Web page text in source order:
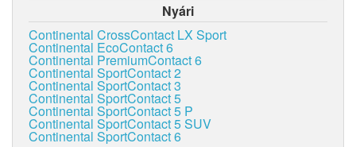
Nyári
Continental CrossContact LX Sport
Continental EcoContact 6
Continental PremiumContact 6
Continental SportContact 2
Continental SportContact 3
Continental SportContact 5
Continental SportContact 5 P
Continental SportContact 5 SUV
Continental SportContact 6